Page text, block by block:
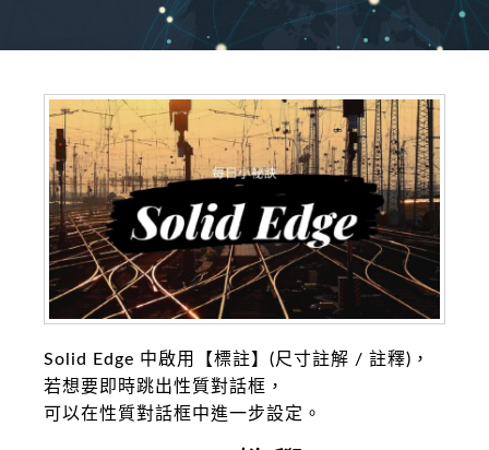
Solid Edge 中啟用【標註】(尺寸註解 / 註釋)，
若想要即時跳出性質對話框，
可以在性質對話框中進一步設定。